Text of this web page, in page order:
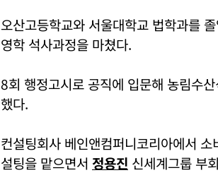
오산고등학교와 서울대학교 법학과를
영학 석사과정을 마쳤다.
8회 행정고시로 공직에 입문해 농림수
했다.
컨설팅회사 베인앤컴퍼니코리아에서
설팅을 맡으면서 정용진 신세계그룹 부